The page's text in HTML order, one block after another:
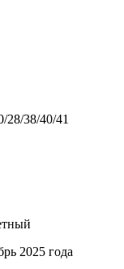
28/38/40/41
2025 года